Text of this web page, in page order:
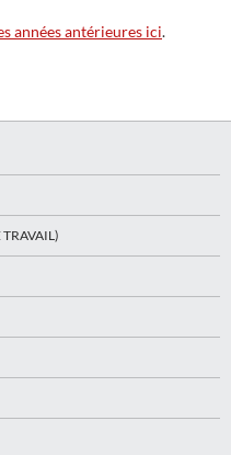
années antérieures ici.